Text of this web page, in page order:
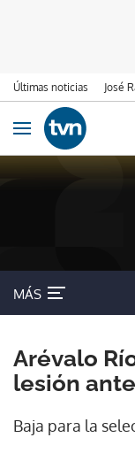
Últimas noticias José
Ir al contenido
Obrir navegació
MÁS
Arévalo
lesión
Baja para la